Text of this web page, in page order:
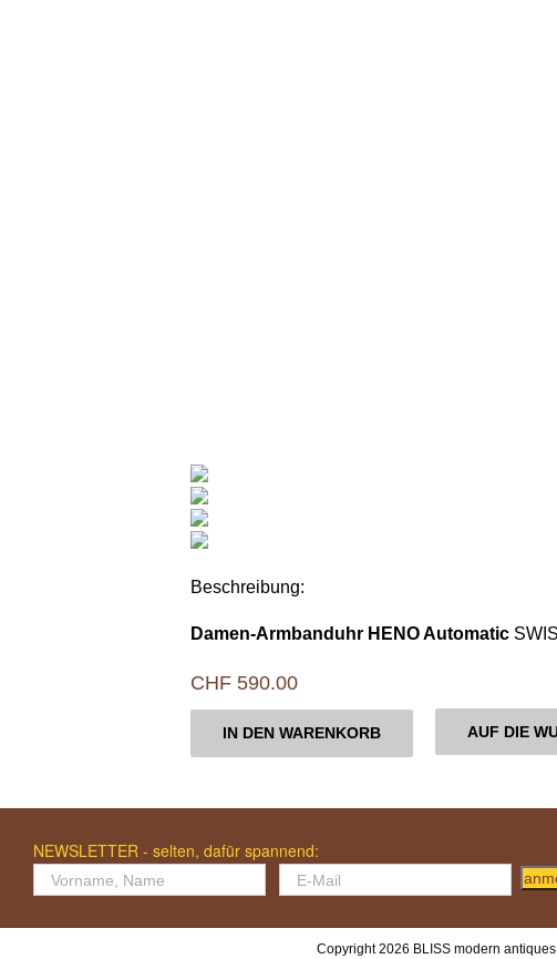
Beschreibung:
Damen-Armbanduhr HENO Automatic
CHF 590.00
IN DEN WARENKORB AUF DIE
NEWSLETTER - selten, dafür spannend:
Copyright 2026 BLISS modern